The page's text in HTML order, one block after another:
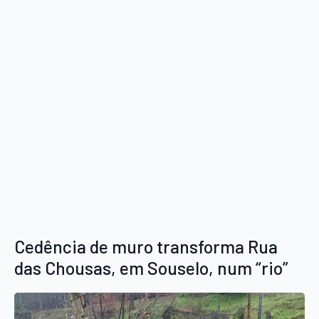
Cedência de muro transforma Rua
das Chousas, em Souselo, num “rio”